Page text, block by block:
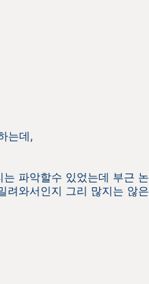
는데,
파악할수 있었는데 부근 논
려와서인지 그리 많지는 않은